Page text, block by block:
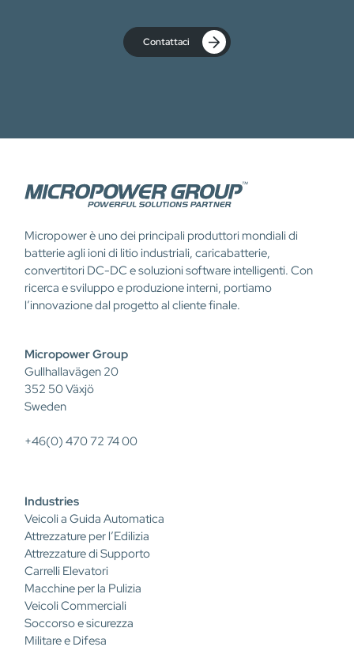
Contattaci
Micropower è uno dei principali produttori mondiali di
batterie agli ioni di litio industriali, caricabatterie,
convertitori DC-DC e soluzioni software intelligenti. Con
ricerca e sviluppo e produzione interni, portiamo
l’innovazione dal progetto al cliente finale.
Micropower Group
Gullhallavägen 20
352 50 Växjö
Sweden
+46(0) 470 72 74 00
Industries
Veicoli a Guida Automatica
Attrezzature per l’Edilizia
Attrezzature di Supporto
Carrelli Elevatori
Macchine per la Pulizia
Veicoli Commerciali
Soccorso e sicurezza
Militare e Difesa